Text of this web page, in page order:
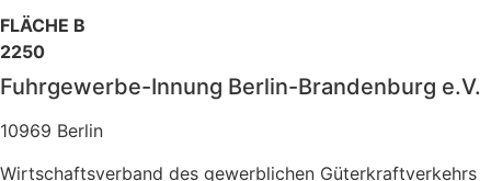
FLÄCHE B
2250
Fuhrgewerbe-Innung Berlin-Brandenburg e.V.
10969 Berlin
Wirtschaftsverband des gewerblichen Güterkraftverkehrs